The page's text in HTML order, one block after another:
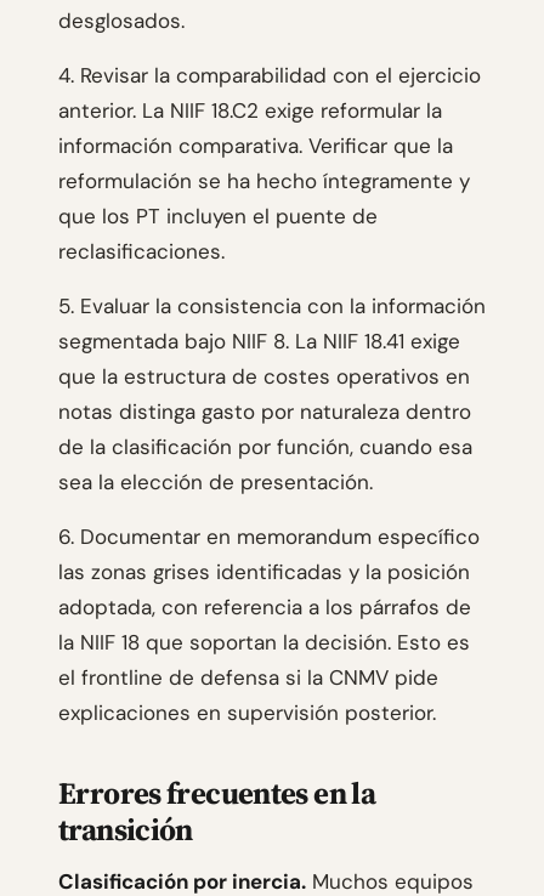
desglosados.
4. Revisar la comparabilidad con el ejercicio
anterior. La NIIF 18.C2 exige reformular la
información comparativa. Verificar que la
reformulación se ha hecho íntegramente y
que los PT incluyen el puente de
reclasificaciones.
5. Evaluar la consistencia con la información
segmentada bajo NIIF 8. La NIIF 18.41 exige
que la estructura de costes operativos en
notas distinga gasto por naturaleza dentro
de la clasificación por función, cuando esa
sea la elección de presentación.
6. Documentar en memorandum específico
las zonas grises identificadas y la posición
adoptada, con referencia a los párrafos de
la NIIF 18 que soportan la decisión. Esto es
el frontline de defensa si la CNMV pide
explicaciones en supervisión posterior.
Errores frecuentes en la
transición
Clasificación por inercia. Muchos equipos